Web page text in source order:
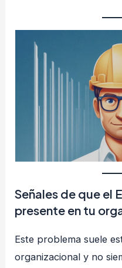
Señales de que el
presente en tu
Este problema suele
organizacional y no